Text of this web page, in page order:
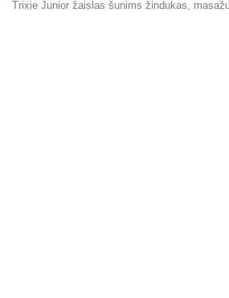
Trixie Junior žaislas šunims žindukas,